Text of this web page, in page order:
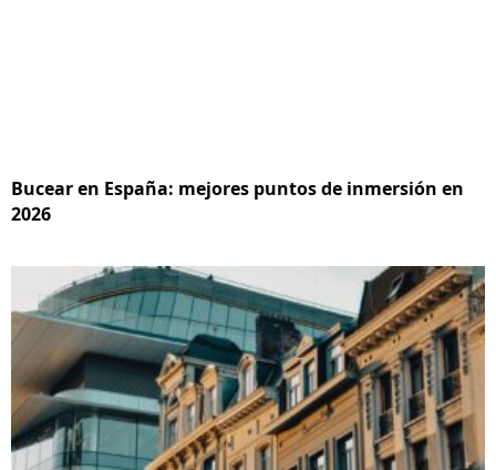
Bucear en España: mejores puntos de inmersión en
2026